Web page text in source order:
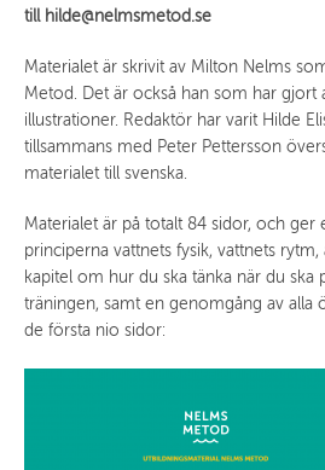
till hilde@nelmsmetod.se
Materialet är skrivit av Milton Nelms
Metod. Det är också han som har gjort
illustrationer. Redaktör har varit Hilde
tillsammans med Peter Pettersson
materialet till svenska.
Materialet är på totalt 84 sidor, och ger
principerna vattnets fysik, vattnets
kapitel om hur du ska tänka när du ska
träningen, samt en genomgång av alla
de första nio sidor: